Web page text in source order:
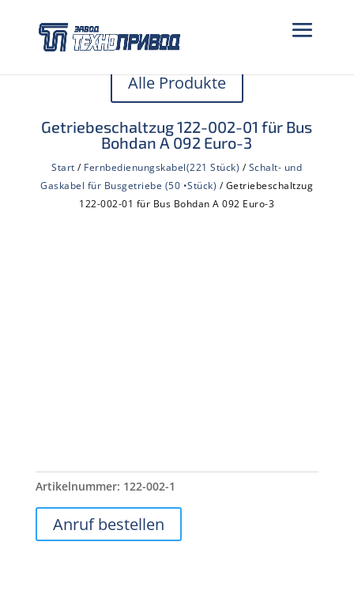
Alle Produkte
Getriebeschaltzug 122-002-01 für Bus
Bohdan A 092 Euro-3
Start / Fernbedienungskabel(221 Stück) /Schalt- und
Gaskabel für Busgetriebe (50 •Stück) / Getriebeschaltzug
122-002-01 für Bus Bohdan A 092 Euro-3
Artikelnummer: 122-002-1
Anruf bestellen